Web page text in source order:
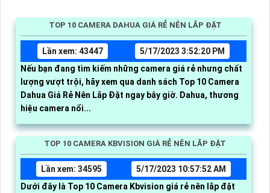
TOP 10 CAMERA DAHUA GIÁ RẺ NÊN LẮP ĐẶT
Lần xem: 43447
5/17/2023 3:52:20 PM
Nếu bạn đang tìm kiếm những camera giá rẻ nhưng chất
lượng vượt trội, hãy xem qua danh sách Top 10 Camera
Dahua Giá Rẻ Nên Lắp Đặt ngay bây giờ. Dahua, thương
hiệu camera nổi...
TOP 10 CAMERA KBVISION GIÁ RẺ NÊN LẮP ĐẶT
Lần xem: 34595
5/17/2023 10:57:52 AM
Dưới đây là Top 10 Camera Kbvision giá rẻ nên lắp đặt